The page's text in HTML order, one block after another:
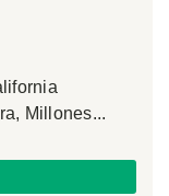
Millones...